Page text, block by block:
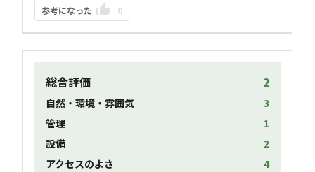
参考になった 0
総合評価 2
自然・環境・雰囲気
3
管理
1
設備
2
アクセスのよさ
4